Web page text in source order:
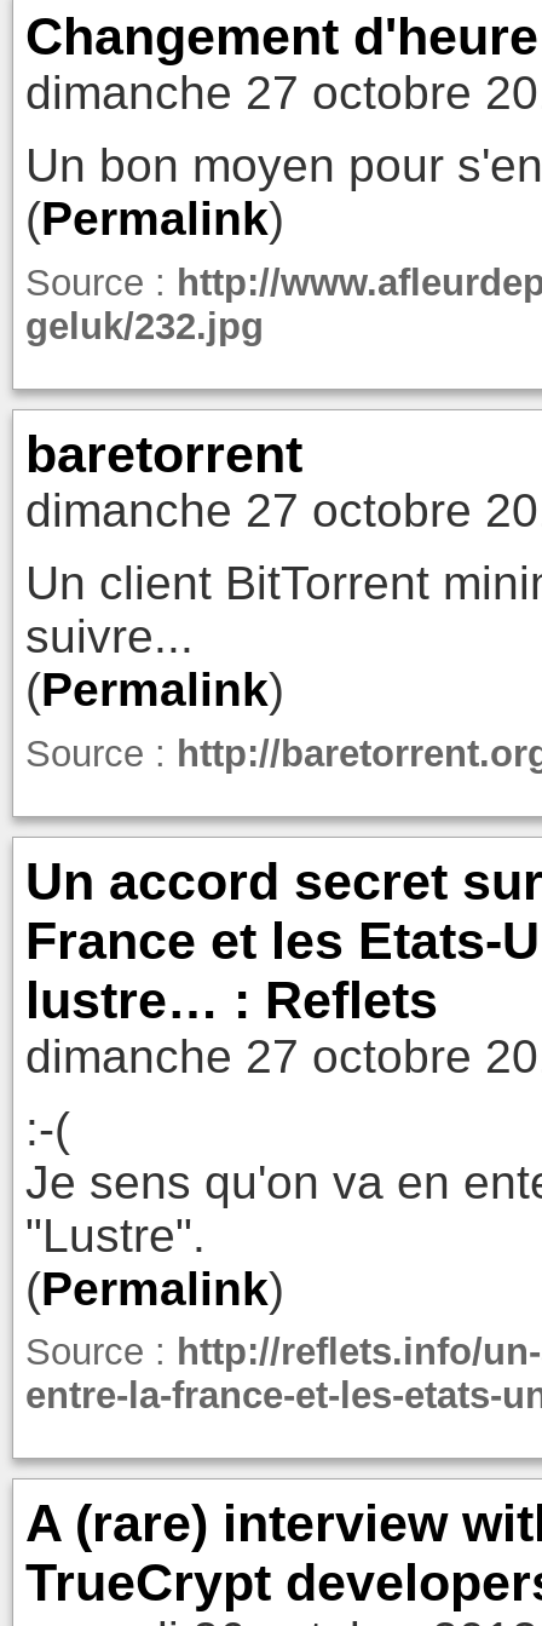
Changement d'heure
dimanche 27 octobre
Un bon moyen pour
(Permalink)
Source : http://
geluk/232.jpg
baretorrent
dimanche 27 octobre
Un client BitTorrent
suivre...
(Permalink)
Source : http://
Un accord secret
France et les Etats-
lustre… : Reflets
dimanche 27 octobre
:-(
Je sens qu'on va en
"Lustre".
(Permalink)
Source : http://reflets.info/
entre-la-france-et-les-etats-
A (rare) interview
TrueCrypt